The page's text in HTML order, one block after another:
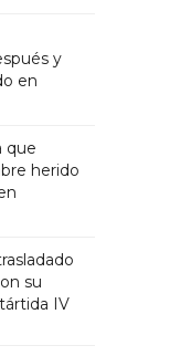
y
en
que
herido
su
IV